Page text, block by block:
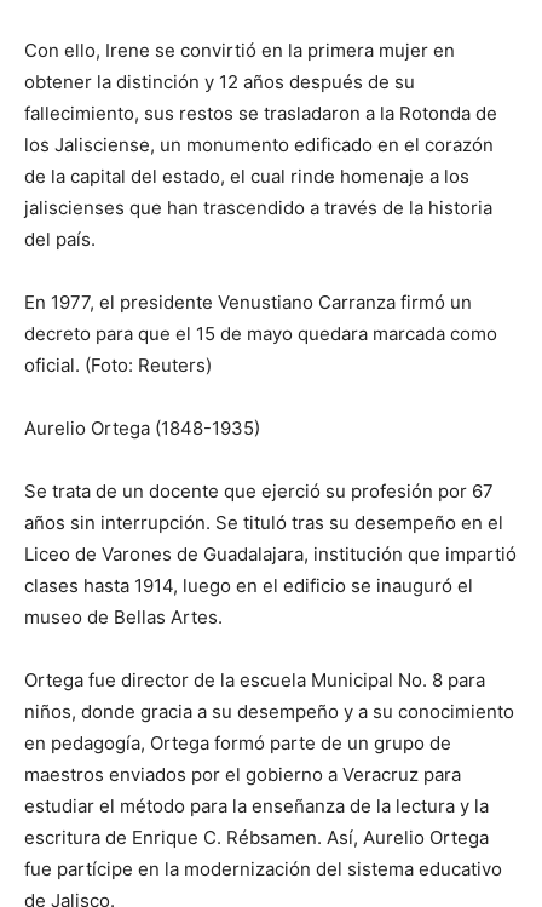
Con ello, Irene se convirtió en la primera mujer en
obtener la distinción y 12 años después de su
fallecimiento, sus restos se trasladaron a la Rotonda de
los Jalisciense, un monumento edificado en el corazón
de la capital del estado, el cual rinde homenaje a los
jaliscienses que han trascendido a través de la historia
del país.
En 1977, el presidente Venustiano Carranza firmó un
decreto para que el 15 de mayo quedara marcada como
oficial. (Foto: Reuters)
Aurelio Ortega (1848-1935)
Se trata de un docente que ejerció su profesión por 67
años sin interrupción. Se tituló tras su desempeño en el
Liceo de Varones de Guadalajara, institución que impartió
clases hasta 1914, luego en el edificio se inauguró el
museo de Bellas Artes.
Ortega fue director de la escuela Municipal No. 8 para
niños, donde gracia a su desempeño y a su conocimiento
en pedagogía, Ortega formó parte de un grupo de
maestros enviados por el gobierno a Veracruz para
estudiar el método para la enseñanza de la lectura y la
escritura de Enrique C. Rébsamen. Así, Aurelio Ortega
fue partícipe en la modernización del sistema educativo
de Jalisco.